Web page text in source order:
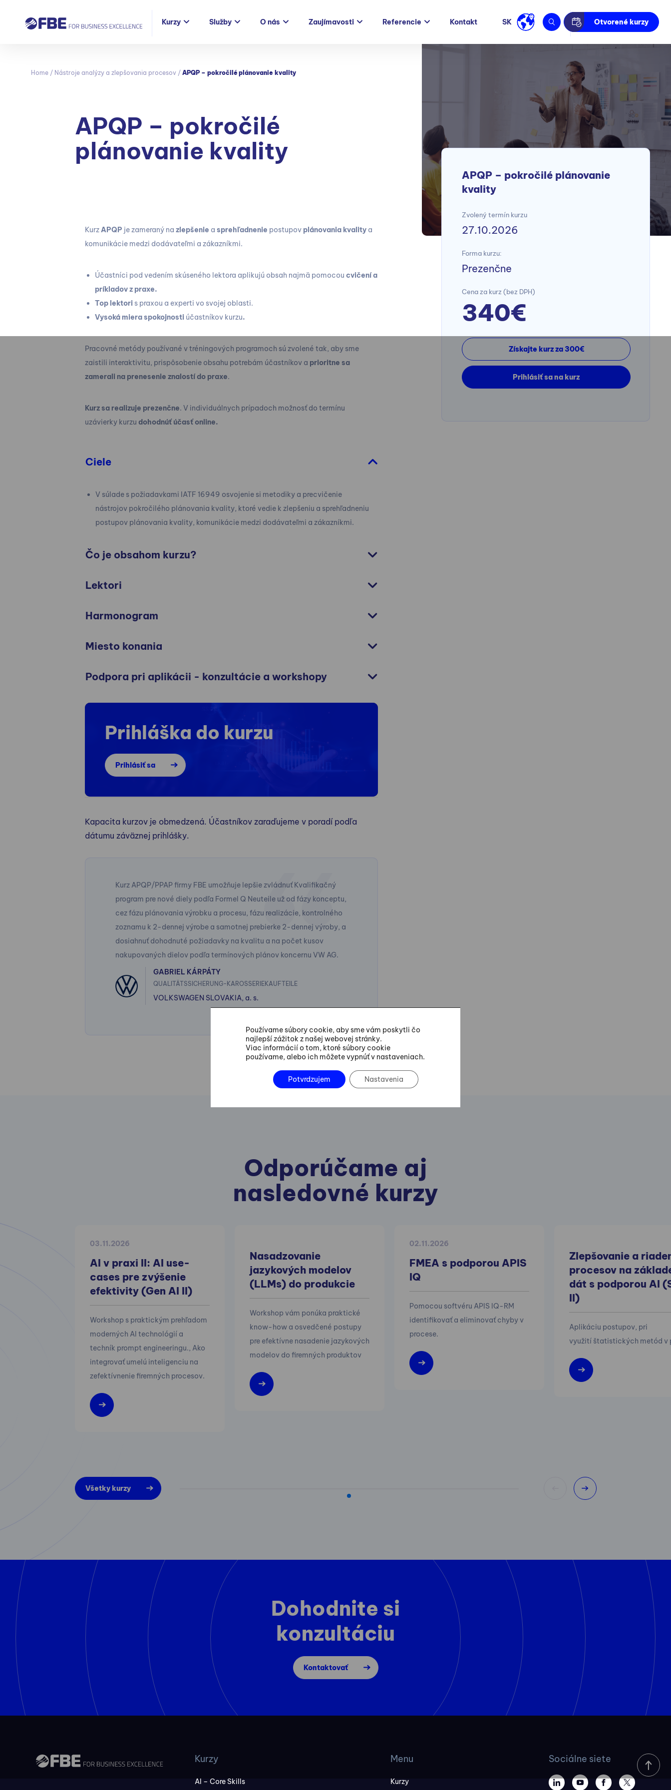
Kurzy Služby O nás Zaujímavosti Referencie Kontakt SK Otvorené kurzy
Home / Nástroje analýzy a zlepšovania procesov / APQP – pokročilé plánovanie kvality
APQP – pokročilé plánovanie
kvality
Zvolený termín kurzu
27.10.2026
Forma kurzu:
Prezenčne
Cena za kurz (bez DPH)
340€
Získajte kurz za 300€
Prihlásiť sa na kurz
APQP – pokročilé
plánovanie kvality
KurzAPQP je zameraný na zlepšenie a sprehľadnenie postupov plánovania kvalitya
komunikácie medzi dodávateľmi a zákazníkmi.
Účastníci pod vedením skúseného lektora aplikujú obsah najmä pomocou cvičení a
príkladov z praxe.
Top lektori s praxou a experti vo svojej oblasti.
Vysoká miera spokojnosti účastníkov kurzu.
Pracovné metódy používané v tréningových programoch sú zvolené tak, aby sme
zaistili interaktivitu, prispôsobenie obsahu potrebám účastníkov a prioritne sa
zamerali na prenesenie znalostí do praxe.
Kurz sa realizuje prezenčne. V individuálnych prípadoch možnosť do termínu
uzávierky kurzu dohodnúť účasť online.
Ciele
V súlade s požiadavkami IATF 16949 osvojenie si metodiky a precvičenie
nástrojov pokročilého plánovania kvality, ktoré vedie k zlepšeniu a sprehľadneniu
postupov plánovania kvality, komunikácie medzi dodávateľmi a zákazníkmi.
Čo je obsahom kurzu?
Lektori
Harmonogram
Miesto konania
Podpora pri aplikácii - konzultácie a workshopy
Prihláška do kurzu
Prihlásiť sa
Kapacita kurzov je obmedzená. Účastníkov zaraďujeme v poradí podľa
dátumu záväznej prihlášky.
Kurz APQP/PPAP firmy FBE umožňuje lepšie zvládnuť Kvalifikačný
program pre nové diely podľa Formel Q Neuteile už od fázy konceptu,
cez fázu plánovania výrobku a procesu, fázu realizácie, kontrolného
zoznamu k 2-dennej výrobe a samotnej prebierke 2-dennej výroby, a
dosiahnuť dohodnuté požiadavky na kvalitu a na počet kusov
nakupovaných dielov podľa termínových plánov koncernu VW AG.
GABRIEL KÁRPÁTY
QUALITÄTSSICHERUNG-KAROSSERIEKAUFTEILE
VOLKSWAGEN SLOVAKIA, a. s.
Odporúčame aj
nasledovné kurzy
03.11.2026
AI v praxi II: AI use-
cases pre zvýšenie
efektivity (Gen AI II)
Workshop s praktickým prehľadom
moderných AI technológií a
techník prompt engineeringu., Ako
integrovať umelú inteligenciu na
zefektívnenie firemných procesov.
Nasadzovanie
jazykových modelov
(LLMs) do produkcie
Workshop vám ponúka praktické
know-how a osvedčené postupy
pre efektívne nasadenie jazykových
modelov do firemných produktov
02.11.2026
FMEA s podporou APIS
IQ
Pomocou softvéru APIS IQ-RM
identifikovať a eliminovať chyby v
procese.
Zlepšovanie a
procesov na
dát s podporou AI
II)
Aplikáciu postupov, pri
využití štatistických metód v
Všetky kurzy
Dohodnite si
konzultáciu
Kontaktovať
Kurzy
AI – Core Skills
Menu
Kurzy
Sociálne siete
Používame súbory cookie, aby sme vám poskytli čo
najlepší zážitok z našej webovej stránky.
Viac informácií o tom, ktoré súbory cookie
používame, alebo ich môžete vypnúť v nastaveniach.
Potvrdzujem Nastavenia